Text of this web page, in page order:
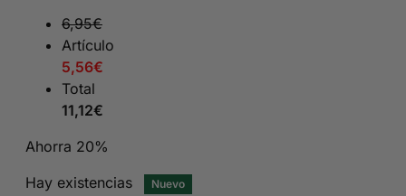
13,95€.
6,95€
Artículo
5,56€
Total
11,12€
Ahorra 20%
Hay existencias
Nuevo